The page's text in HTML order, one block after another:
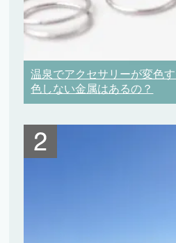
温泉でアクセサリーが変色
色しない金属はあるの？